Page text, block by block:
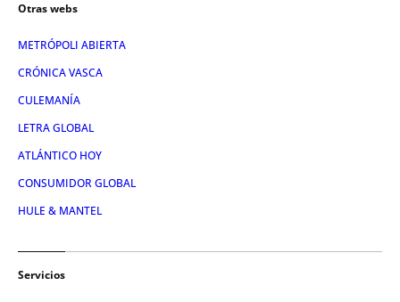
Otras webs
METRÓPOLI ABIERTA
CRÓNICA VASCA
CULEMANÍA
LETRA GLOBAL
ATLÁNTICO HOY
CONSUMIDOR GLOBAL
HULE & MANTEL
Servicios